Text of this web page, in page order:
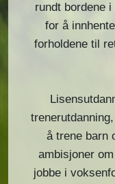
rundt bordene
for å
forholdene til
å trene barn
ambisjoner
jobbe i